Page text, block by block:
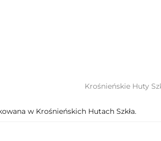
Krośnieńskie Huty
w Krośnieńskich Hutach Szkła.